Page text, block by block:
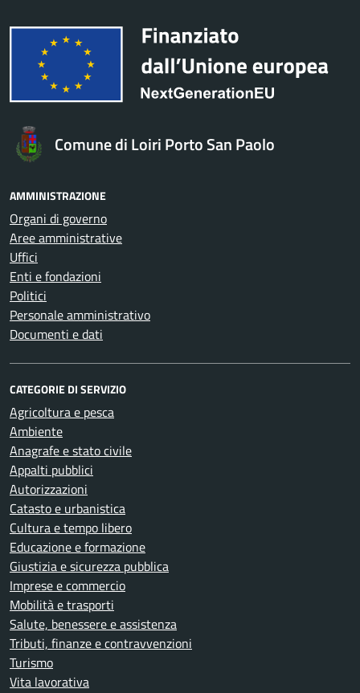
Comune di Loiri Porto San Paolo
AMMINISTRAZIONE
Organi di governo
Aree amministrative
Uffici
Enti e fondazioni
Politici
Personale amministrativo
Documenti e dati
CATEGORIE DI SERVIZIO
Agricoltura e pesca
Ambiente
Anagrafe e stato civile
Appalti pubblici
Autorizzazioni
Catasto e urbanistica
Cultura e tempo libero
Educazione e formazione
Giustizia e sicurezza pubblica
Imprese e commercio
Mobilità e trasporti
Salute, benessere e assistenza
Tributi, finanze e contravvenzioni
Turismo
Vita lavorativa